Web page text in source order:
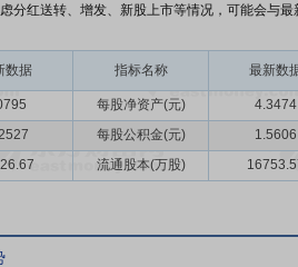
分红送转、增发、新股上市等情况，可能会与最
数据 指标名称 最新数
每股净资产(元)
4.3474
每股公积金(元)
1.5606
流通股本(万股)